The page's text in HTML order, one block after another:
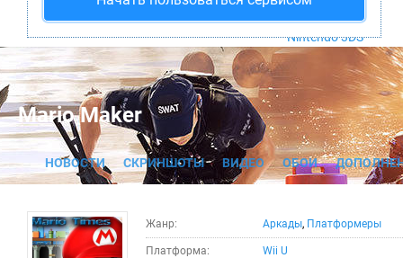
Xbox One
Nintendo 3DS
Mario Maker
НОВОСТИ СКРИНШОТЫ ВИДЕО ОБОИ
Жанр: Аркады, Платформеры
Платформа: Wii U